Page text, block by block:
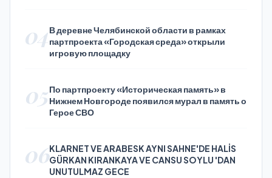
04В деревне Челябинской области в рамках
партпроекта «Городская среда» открыли
игровую площадку
05По партпроекту «Историческая память» в
Нижнем Новгороде появился мурал в память о
Герое СВО
06KLARNET VE ARABESK AYNI SAHNE'DE HALİS
GÜRKAN KIRANKAYA VE CANSU SOYLU 'DAN
UNUTULMAZ GECE